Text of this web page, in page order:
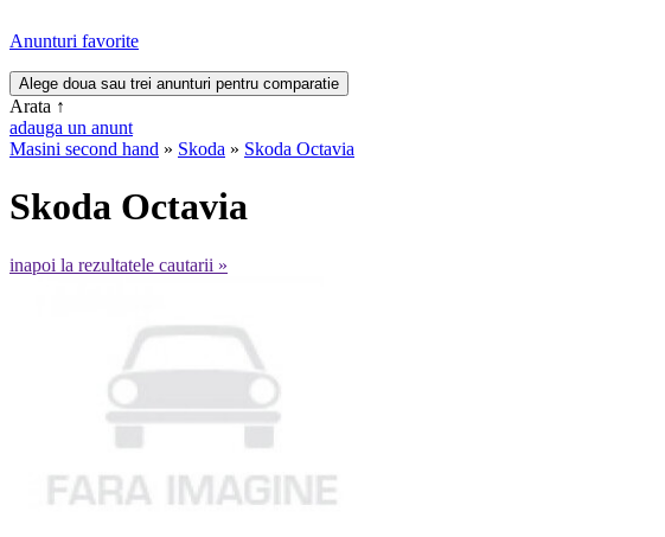
Anunturi favorite
Arata ↑
adauga un anunt
Masini second hand » Skoda » Skoda Octavia
Skoda Octavia
inapoi la rezultatele cautarii »